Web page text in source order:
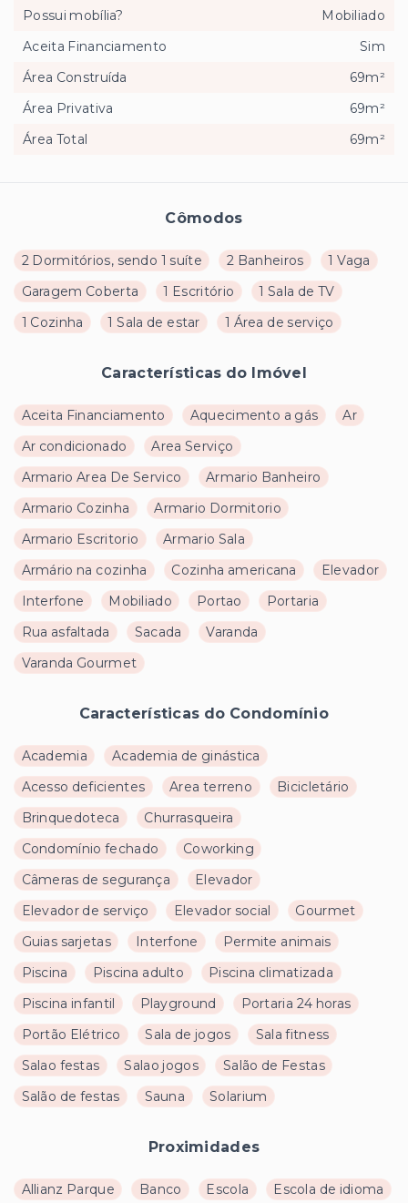
Cômodos
2 Dormitórios, sendo 1 suíte 2 Banheiros
1 Vaga
Garagem Coberta
1 Escritório
1 Sala de TV
1 Cozinha
1 Sala de estar 1 Área de serviço
Características do Imóvel
Aceita Financiamento Aquecimento a gás
Ar
Ar condicionado
Area Serviço
Armario Area De Servico
Armario Banheiro
Armario Cozinha
Armario Dormitorio
Armario Escritorio
Armario Sala
Armário na cozinha
Cozinha americana
Elevador
Interfone
Mobiliado Portao
Portaria
Rua asfaltada
Sacada
Varanda
Varanda Gourmet
Características do Condomínio
Academia
Academia de ginástica
Acesso deficientes
Area terreno
Bicicletário
Brinquedoteca
Churrasqueira
Condomínio fechado
Coworking
Câmeras de segurança
Elevador
Elevador de serviço
Elevador social
Gourmet
Guias sarjetas
Interfone
Permite animais
Piscina
Piscina adulto
Piscina climatizada
Piscina infantil
Playground
Portaria 24 horas
Portão Elétrico
Sala de jogos
Sala fitness
Salao festas
Salao jogos
Salão de Festas
Salão de festas
Sauna Solarium
Proximidades
Allianz Parque Banco Escola Escola de idioma
Possui mobília?
Mobiliado
Aceita Financiamento
Sim
Área Construída
69m²
Área Privativa
69m²
Área Total
69m²